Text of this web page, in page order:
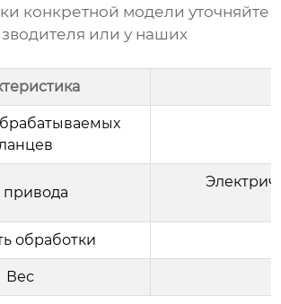
конкретной модели уточняйте
или у наших
привода
обработки
Вес